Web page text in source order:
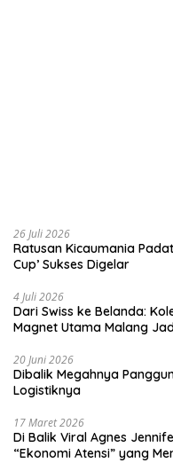
26 Juli 2026
Ratusan Kicaumania
Cup’ Sukses Digelar
4 Juli 2026
Dari Swiss ke Belanda:
Magnet Utama Malang
20 Juni 2026
Dibalik Megahnya
Logistiknya
17 Maret 2026
Di Balik Viral Agnes
“Ekonomi Atensi” yang